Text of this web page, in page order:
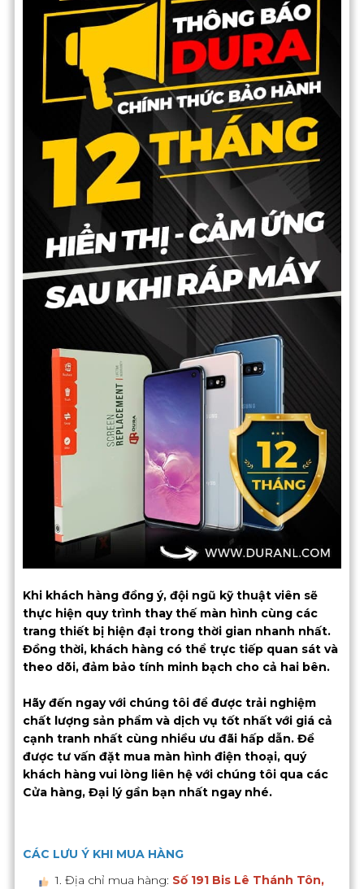
Khi khách hàng đồng ý, đội ngũ kỹ thuật viên sẽ
thực hiện quy trình thay thế màn hình cùng các
trang thiết bị hiện đại trong thời gian nhanh nhất.
Đồng thời, khách hàng có thể trực tiếp quan sát và
theo dõi, đảm bảo tính minh bạch cho cả hai bên.
Hãy đến ngay với chúng tôi để được trải nghiệm
chất lượng sản phẩm và dịch vụ tốt nhất với giá cả
cạnh tranh nhất cùng nhiều ưu đãi hấp dẫn. Để
được tư vấn đặt mua màn hình điện thoại, quý
khách hàng vui lòng liên hệ với chúng tôi qua các
Cửa hàng, Đại lý gần bạn nhất ngay nhé.
CÁC LƯU Ý KHI MUA HÀNG
1. Địa chỉ mua hàng: Số 191 Bis Lê Thánh Tôn,